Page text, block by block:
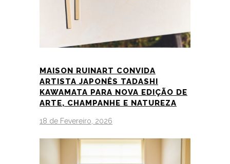
MAISON RUINART CONVIDA
ARTISTA JAPONÊS TADASHI
KAWAMATA PARA NOVA EDIÇÃO DE
ARTE, CHAMPANHE E NATUREZA
18 de Fevereiro, 2026